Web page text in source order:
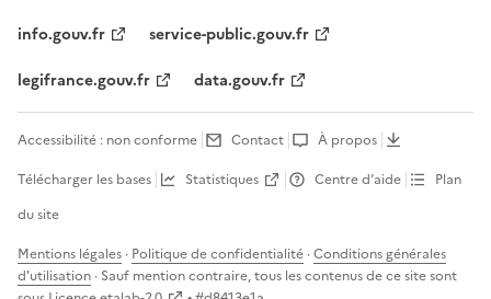
info.gouv.fr
service-public.gouv.fr
legifrance.gouv.fr
data.gouv.fr
Accessibilité : non conforme Contact
À propos
Télécharger les bases
Statistiques Centre d’aide
Plan
du site
Mentions légales · Politique de confidentialité ·Conditions générales
d'utilisation · Sauf mention contraire, tous les contenus de ce site sont